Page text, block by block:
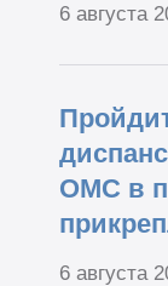
6 августа
ОМС в
6 августа